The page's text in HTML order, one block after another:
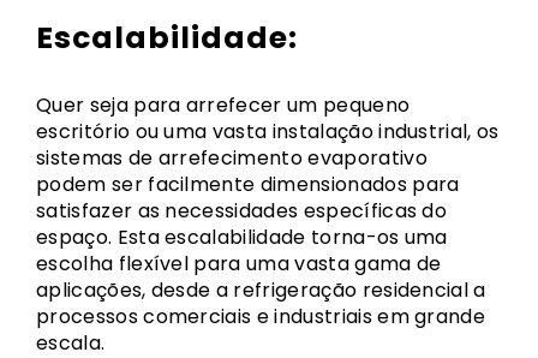
Escalabilidade:
Quer seja para arrefecer um pequeno
escritório ou uma vasta instalação industrial, os
sistemas de arrefecimento evaporativo
podem ser facilmente dimensionados para
satisfazer as necessidades específicas do
espaço. Esta escalabilidade torna-os uma
escolha flexível para uma vasta gama de
aplicações, desde a refrigeração residencial a
processos comerciais e industriais em grande
escala.